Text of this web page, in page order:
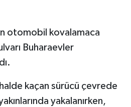
otomobil kovalamaca
Buharaevler
kaçan sürücü çevrede
yakalanırken,